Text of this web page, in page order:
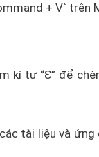
+ V` trên
kí tự “Ɛ” để
tài liệu và ứng